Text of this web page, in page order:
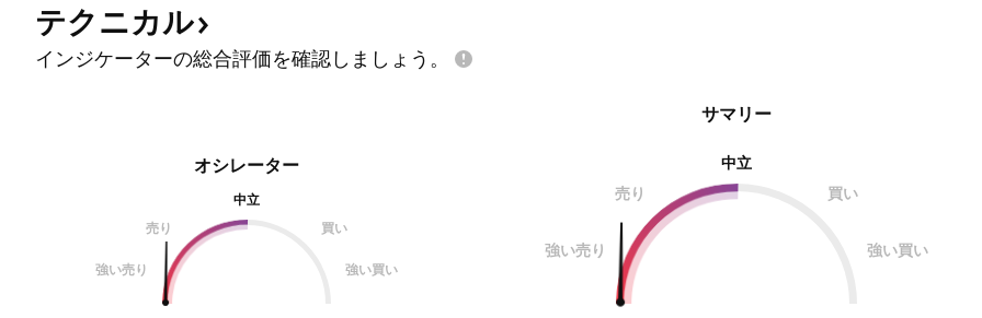
テクニカル
インジケーターの総合評価を確認しましょう。
オシレーター
中立
売り
買い
強い売り 強い買い
サマリー
中立
売り
買い
強い売り 強い買い